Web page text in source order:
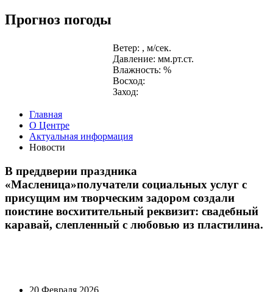
Прогноз погоды
Ветер: , м/сек.
Давление: мм.рт.ст.
Влажность: %
Восход:
Заход:
Главная
О Центре
Актуальная информация
Новости
В преддверии праздника
«Масленица»получатели социальных услуг с
присущим им творческим задором создали
поистине восхитительный реквизит: cвадебный
каравай, слепленный с любовью из пластилина.
20 Февраля 2026